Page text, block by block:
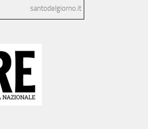
santodelgiorno.it